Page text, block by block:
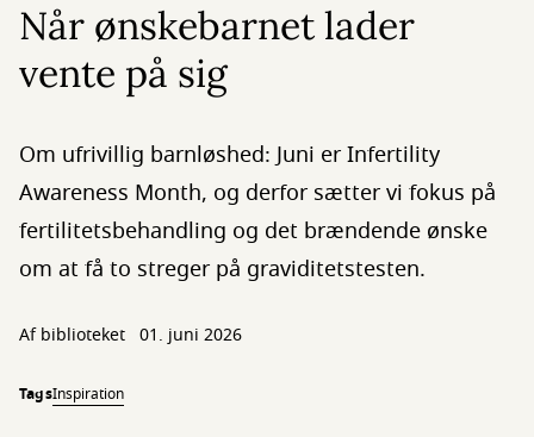
Når ønskebarnet lader
vente på sig
Om ufrivillig barnløshed: Juni er Infertility
Awareness Month, og derfor sætter vi fokus på
fertilitetsbehandling og det brændende ønske
om at få to streger på graviditetstesten.
Af biblioteket 01. juni 2026
TagsInspiration